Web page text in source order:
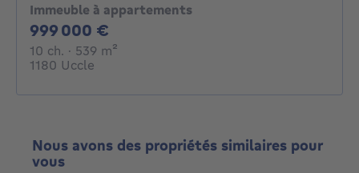
Immeuble à appartements
999 000 €
10 ch. 10 chambres
· 539 m²
1180 Uccle
Nous avons des propriétés similaires pour
vous